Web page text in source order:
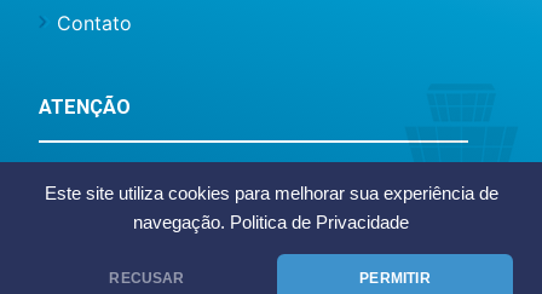
Este site utiliza cookies para melhorar sua experiência de
navegação. Politica de Privacidade
RECUSAR PERMITIR
Contato
ATENÇÃO
Internacional do Recife/Guararapes ou
Infraero, somos um site de caráter informativo